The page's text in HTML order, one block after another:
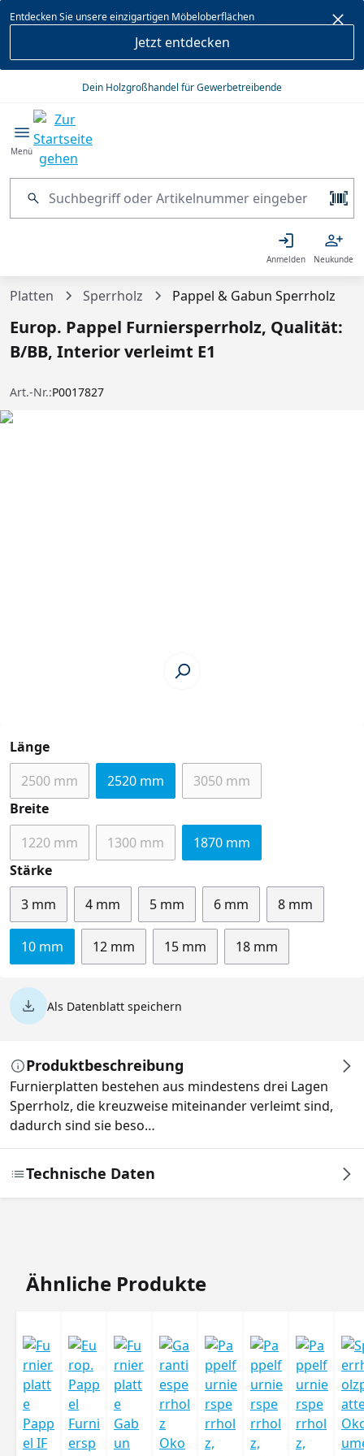
springen
Entdecken Sie unsere einzigartigen Möbeloberflächen
Jetzt entdecken
Dein Holzgroßhandel für Gewerbetreibende
Menü
Anmelden Neukunde
Platten Sperrholz Pappel & Gabun Sperrholz
Europ. Pappel Furniersperrholz, Qualität:
B/BB, Interior verleimt E1
Art.-Nr.:P0017827
Längeauswählen
2500 mm(Diese Option ist zurzeit nicht verfügbar.)
2520 mm 3050 mm(Diese Option ist zurzeit
Breiteauswählen
1220 mm(Diese Option ist zurzeit nicht verfügbar.)
1300 mm(Diese Option ist zurzeit nicht verfügbar.)
1870 mm
Stärkeauswählen
3 mm
4 mm 5 mm 6 mm 8 mm
10 mm 12 mm 15 mm 18 mm
Als Datenblatt speichern
Produktbeschreibung
Furnierplatten bestehen aus mindestens drei Lagen
Sperrholz, die kreuzweise miteinander verleimt sind,
dadurch sind sie beso…
Technische Daten
Produktgalerie überspringen
Ähnliche Produkte